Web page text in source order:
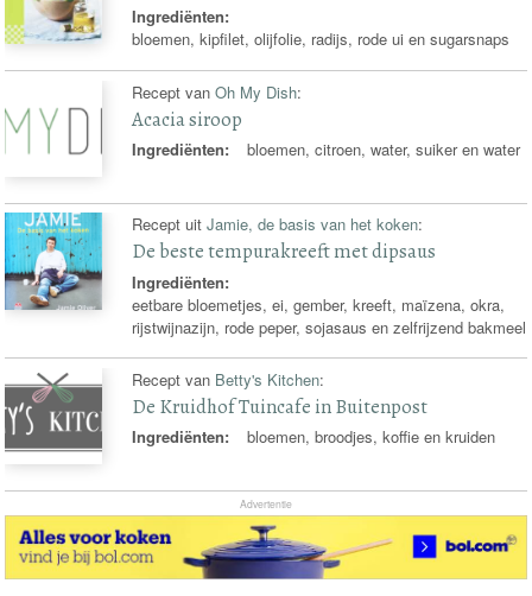
Ingrediënten:
bloemen, kipfilet, olijfolie, radijs, rode ui en sugarsnaps
Recept vanOh My Dish:
Acacia siroop
Ingrediënten: bloemen, citroen, water, suiker en water
Recept uitJamie, de basis van het koken:
De beste tempurakreeft met dipsaus
Ingrediënten:
eetbare bloemetjes, ei, gember, kreeft, maïzena, okra,
rijstwijnazijn, rode peper, sojasaus en zelfrijzend bakmeel
Recept van Betty's Kitchen:
De Kruidhof Tuincafe in Buitenpost
Ingrediënten: bloemen, broodjes, koffie en kruiden
Advertentie